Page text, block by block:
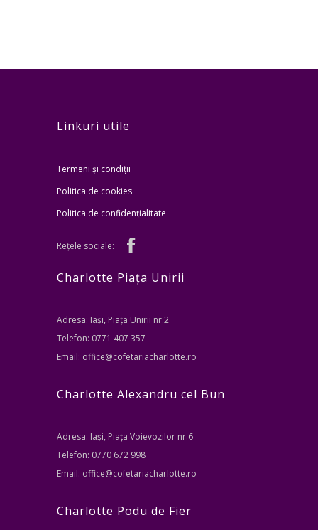
Linkuri utile
Termeni și condiții
Politica de cookies
Politica de confidențialitate
Rețele sociale:
Charlotte Piața Unirii
Adresa: Iași, Piața Unirii nr.2
Telefon: 0771 407 357
Email: office@cofetariacharlotte.ro
Charlotte Alexandru cel Bun
Adresa: Iași, Piața Voievozilor nr.6
Telefon: 0770 672 998
Email: office@cofetariacharlotte.ro
Charlotte Podu de Fier